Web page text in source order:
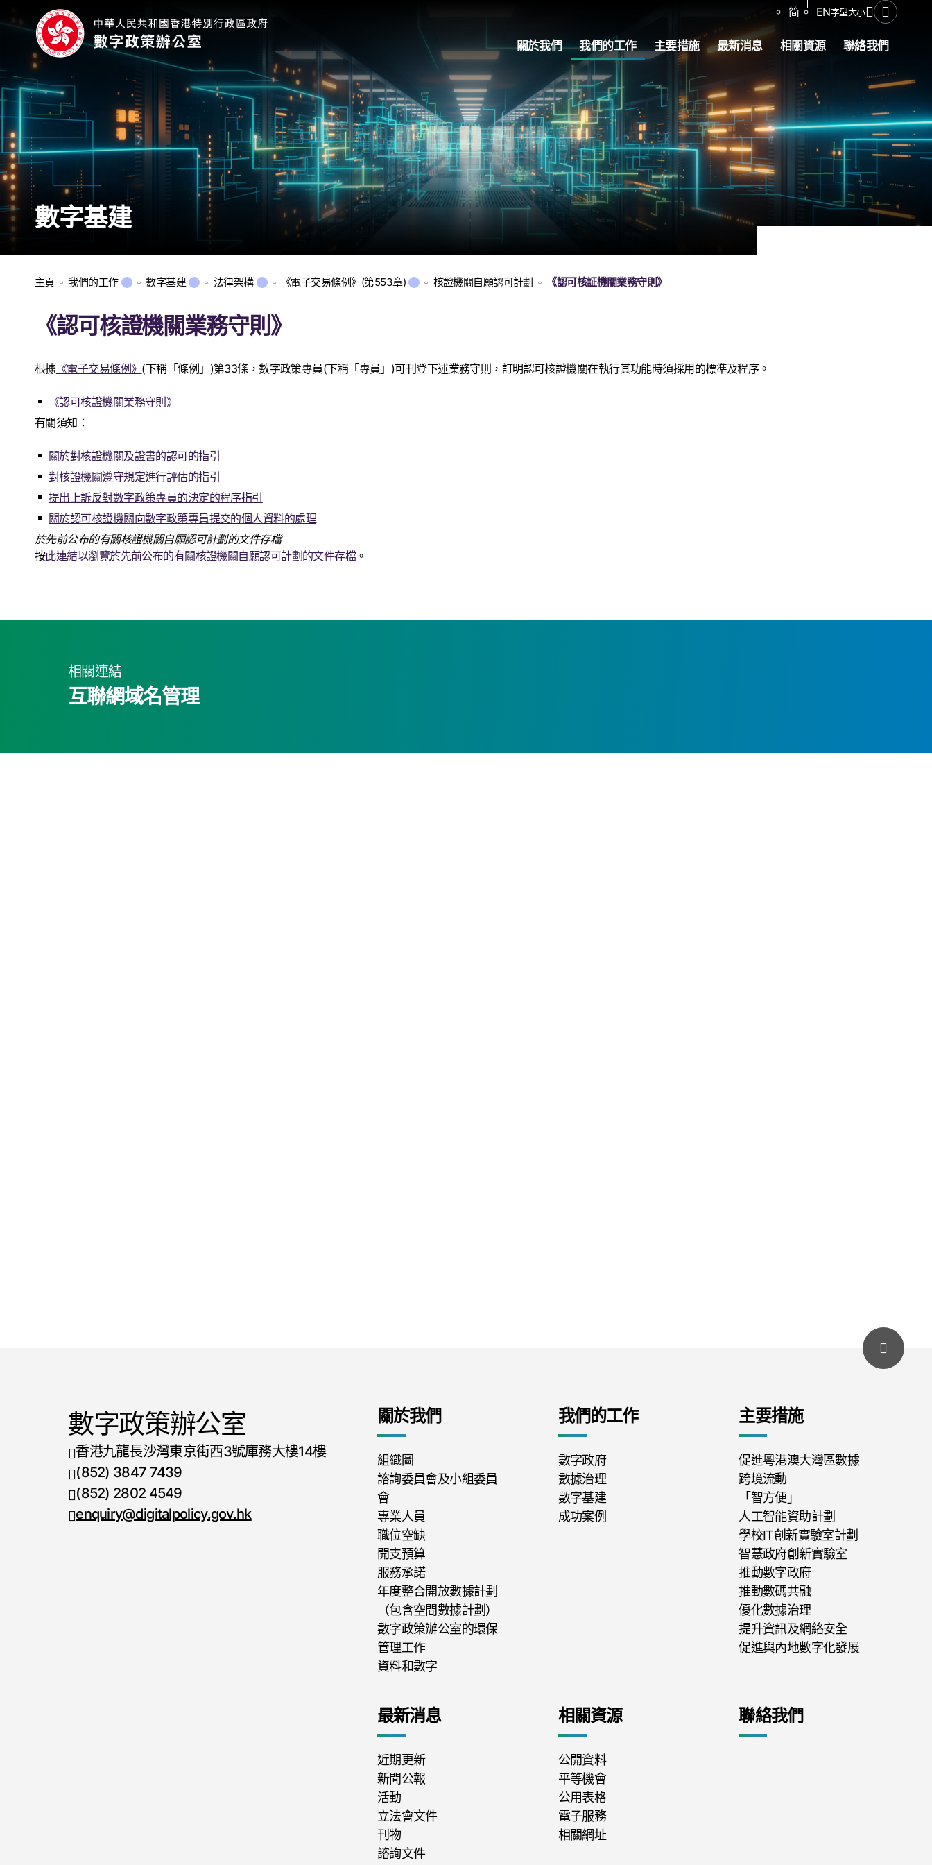
简 EN字型大小分享開啟搜尋
關於我們 我們的工作 主要措施 最新消息 相關資源 聯絡我們
數字基建
主頁 我們的工作 數字基建 法律架構 《電子交易條例》(第553章) 核證機關自願認可計劃 《認可核証機關業務守則》
《認可核證機關業務守則》
根據《電子交易條例》 (下稱「條例」)第33條，數字政策專員(下稱「專員」)可刊登下述業務守則，訂明認可核證機關在執行其功能時須採用的標準及程序。
《認可核證機關業務守則》
有關須知：
關於對核證機關及證書的認可的指引
對核證機關遵守規定進行評估的指引
提出上訴反對數字政策專員的決定的程序指引
關於認可核證機關向數字政策專員提交的個人資料的處理
於先前公布的有關核證機關自願認可計劃的文件存檔
按此連結以瀏覽於先前公布的有關核證機關自願認可計劃的文件存檔。
相關連結
互聯網域名管理
數字政策辦公室
香港九龍長沙灣東京街西3號庫務大樓14樓
電話號碼
(852) 3847 7439
傳真號碼
(852) 2802 4549
enquiry@digitalpolicy.gov.hk
關於我們
組織圖
諮詢委員會及小組委員
會
專業人員
職位空缺
開支預算
服務承諾
年度整合開放數據計劃
（包含空間數據計劃）
數字政策辦公室的環保
管理工作
資料和數字
我們的工作
數字政府
數據治理
數字基建
成功案例
主要措施
促進粵港澳大灣區數據
跨境流動
「智方便」
人工智能資助計劃
學校IT創新實驗室計劃
智慧政府創新實驗室
推動數字政府
推動數碼共融
優化數據治理
提升資訊及網絡安全
促進與內地數字化發展
最新消息
近期更新
新聞公報
活動
立法會文件
刊物
諮詢文件
相關資源
公開資料
平等機會
公用表格
電子服務
相關網址
聯絡我們